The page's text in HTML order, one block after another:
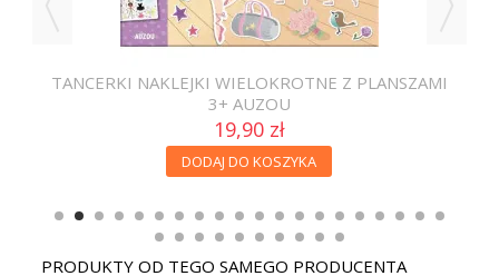
TANCERKI NAKLEJKI WIELOKROTNE Z PLANSZAMI
3+ AUZOU
19,90 zł
DODAJ DO KOSZYKA
PRODUKTY OD TEGO SAMEGO PRODUCENTA